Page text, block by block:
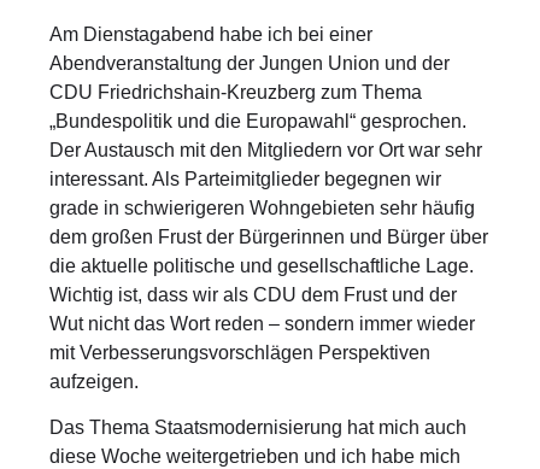
Am Dienstagabend habe ich bei einer
Abendveranstaltung der Jungen Union und der
CDU Friedrichshain-Kreuzberg zum Thema
„Bundespolitik und die Europawahl“ gesprochen.
Der Austausch mit den Mitgliedern vor Ort war sehr
interessant. Als Parteimitglieder begegnen wir
grade in schwierigeren Wohngebieten sehr häufig
dem großen Frust der Bürgerinnen und Bürger über
die aktuelle politische und gesellschaftliche Lage.
Wichtig ist, dass wir als CDU dem Frust und der
Wut nicht das Wort reden – sondern immer wieder
mit Verbesserungsvorschlägen Perspektiven
aufzeigen.
Das Thema Staatsmodernisierung hat mich auch
diese Woche weitergetrieben und ich habe mich